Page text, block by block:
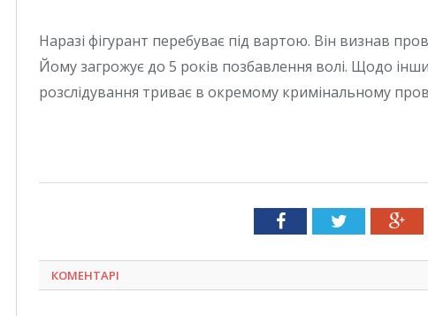
Наразі фігурант перебуває під вартою. Він визнав
Йому загрожує до 5 років позбавлення волі. Щодо
розслідування триває в окремому кримінальному
FacebookTwitter
КОМЕНТАРІ